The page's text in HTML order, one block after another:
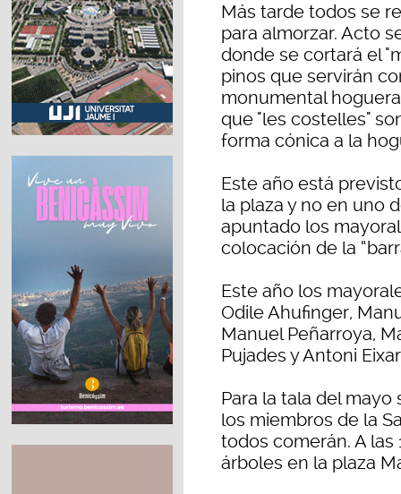
Más tarde todos se
para almorzar. Acto
donde se cortará el
pinos que servirán
monumental
que "les costelles"
forma cónica a la
Este año está
la plaza y no en uno
apuntado los
colocación de la
Este año los
Odile Ahufinger,
Manuel Peñarroya,
Pujades y Antoni
Para la tala del
los miembros de la
todos comerán. A
árboles en la plaza